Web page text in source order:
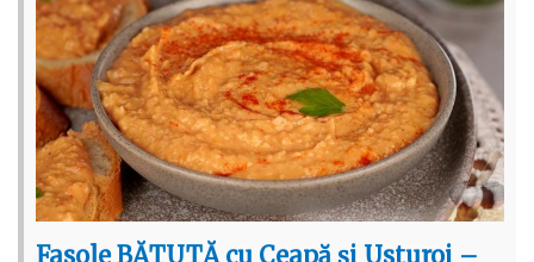
Fasole BĂTUTĂ cu Ceapă și Usturoi –